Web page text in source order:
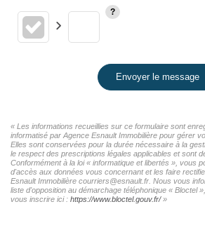
Envoyer le message
« Les informations recueillies sur ce formulaire sont
informatisé par Agence Esnault Immobilière pour gérer
Elles sont conservées pour la durée nécessaire à la
le respect des prescriptions légales applicables et sont
Conformément à la loi « informatique et libertés », vous
d'accès aux données vous concernant et les faire
Esnault Immobilière courriers@esnault.fr. Nous vous
liste d'opposition au démarchage téléphonique « Bloctel
vous inscrire ici : https://www.bloctel.gouv.fr/»